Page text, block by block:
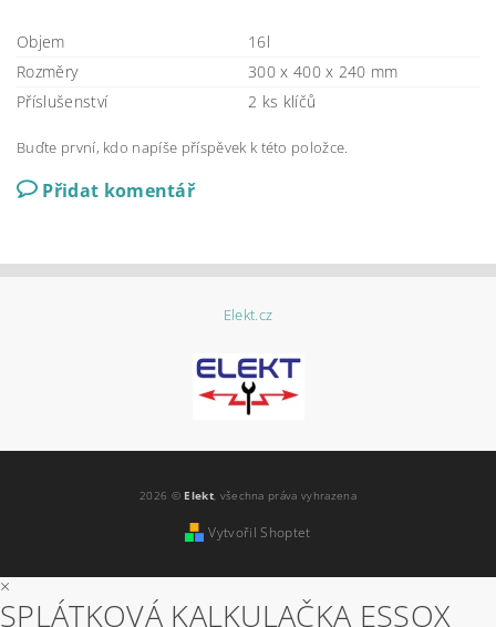
Objem
16l
Rozměry
300 x 400 x 240 mm
Příslušenství
2 ks klíčů
Buďte první, kdo napíše příspěvek k této položce.
Přidat komentář
Elekt.cz
2026 © Elekt, všechna práva vyhrazena
Vytvořil Shoptet
×
SPLÁTKOVÁ KALKULAČKA ESSOX